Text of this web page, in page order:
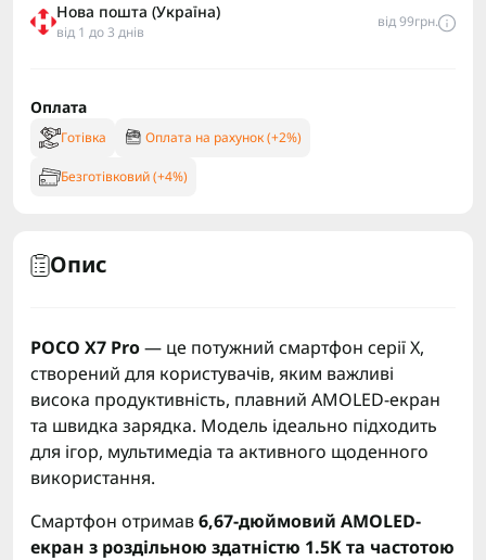
Нова пошта (Україна)
від 1 до 3 днів
від 99грн.
Оплата
Готівка Оплата на рахунок (+2%)
Безготівковий (+4%)
Опис
POCO X7 Pro— це потужний смартфон серії X,
створений для користувачів, яким важливі
висока продуктивність, плавний AMOLED-екран
та швидка зарядка. Модель ідеально підходить
для ігор, мультимедіа та активного щоденного
використання.
Смартфон отримав6,67-дюймовий AMOLED-
екран з роздільною здатністю 1.5K та частотою